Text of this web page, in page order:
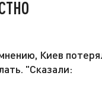
Киев
"Сказали: